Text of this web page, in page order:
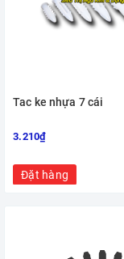
Tac ke nhựa 7 cái
3.210₫
Đặt hàng